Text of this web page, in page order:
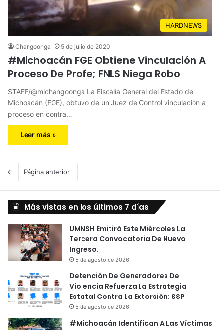
HARDNEWS
Changoonga 5 de julio de 2020
#Michoacán FGE Obtiene Vinculación A
Proceso De Profe; FNLS Niega Robo
STAFF/@michangoonga La Fiscalía General del Estado de
Michoacán (FGE), obtuvo de un Juez de Control vinculación a
proceso en contra…
Leer más »
Página anterior
Más vistas en los últimos 7 días
UMNSH Emitirá Este Miércoles La
Tercera Convocatoria De Nuevo
Ingreso.
5 de agosto de 2026
Detención De Generadores De
Violencia Refuerza La Estrategia
Estatal Contra La Extorsión: SSP
5 de agosto de 2026
#Michoacán Identifican A Las Víctimas